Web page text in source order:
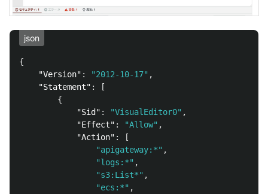
json
{
"Version" : "2012-10-17" ,
"Statement" :
[
{
"Sid" : "VisualEditor0" ,
"Effect" : "Allow" ,
"Action" :
[
"apigateway:*" ,
"logs:*" ,
"s3:List*" ,
"ecs:*" ,